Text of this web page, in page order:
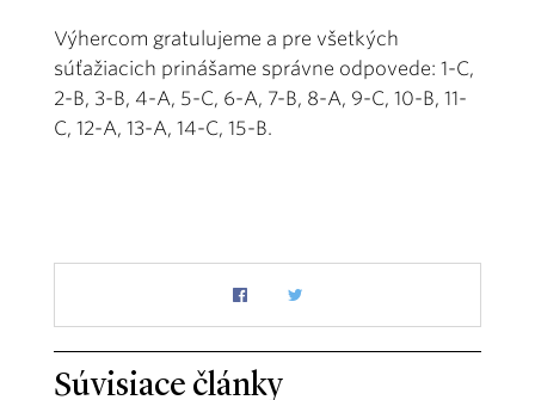
Výhercom gratulujeme a pre všetkých
súťažiacich prinášame správne odpovede: 1-C,
2-B, 3-B, 4-A, 5-C, 6-A, 7-B, 8-A, 9-C, 10-B, 11-
C, 12-A, 13-A, 14-C, 15-B.
Súvisiace články